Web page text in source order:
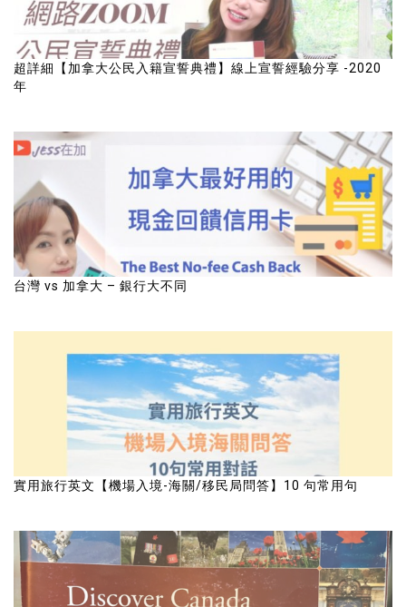
超詳細【加拿大公民入籍宣誓典禮】線上宣誓經驗分享 -2020
年
台灣 vs 加拿大 – 銀行大不同
實用旅行英文【機場入境-海關/移民局問答】10 句常用句